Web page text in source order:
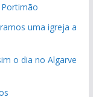
uma igreja a
o dia no Algarve